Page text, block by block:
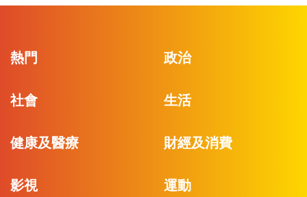
熱門 政治
社會 生活
健康及醫療 財經及消費
影視 運動